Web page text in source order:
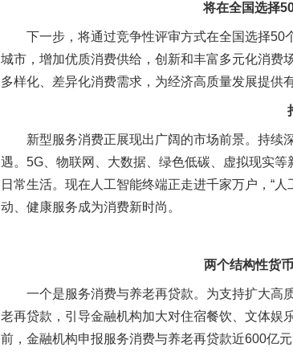
将在全国选择
下一步，将通过竞争性评审方式在全国选择50
城市，增加优质消费供给，创新和丰富多元化消费
多样化、差异化消费需求，为经济高质量发展提供
新型服务消费正展现出广阔的市场前景。持续
遇。5G、物联网、大数据、绿色低碳、虚拟现实
日常生活。现在人工智能终端正走进千家万户，“
动、健康服务成为消费新时尚。
两个结构性货
一个是服务消费与养老再贷款。为支持扩大高
老再贷款，引导金融机构加大对住宿餐饮、文体娱
前，金融机构申报服务消费与养老再贷款近600亿